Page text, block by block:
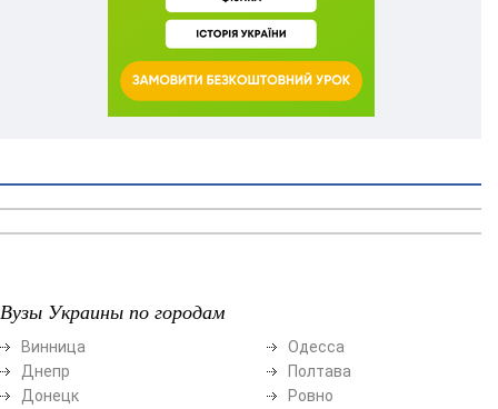
Вузы Украины по городам
Винница
Днепр
Донецк
Одесса
Полтава
Ровно